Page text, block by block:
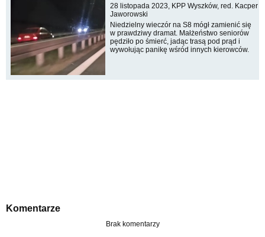
28 listopada 2023, KPP Wyszków, red. Kacper
Jaworowski
Niedzielny wieczór na S8 mógł zamienić się
w prawdziwy dramat. Małżeństwo seniorów
pędziło po śmierć, jadąc trasą pod prąd i
wywołując panikę wśród innych kierowców.
Komentarze
Brak komentarzy